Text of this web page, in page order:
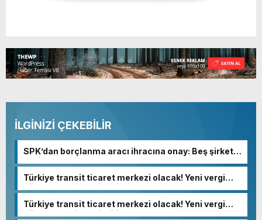
İLGİNİZİ ÇEKEBİLİR
SPK’dan borçlanma aracı ihracına onay: Beş şirkete
yeşil ışık
Türkiye transit ticaret merkezi olacak! Yeni vergi
düzenlemesindeki kritik detay…
Türkiye transit ticaret merkezi olacak! Yeni vergi
düzenlemesindeki kritik detay…